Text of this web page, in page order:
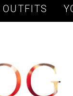
OUTFITS